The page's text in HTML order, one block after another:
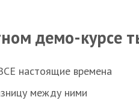
демо-курсе
настоящие времена
между ними